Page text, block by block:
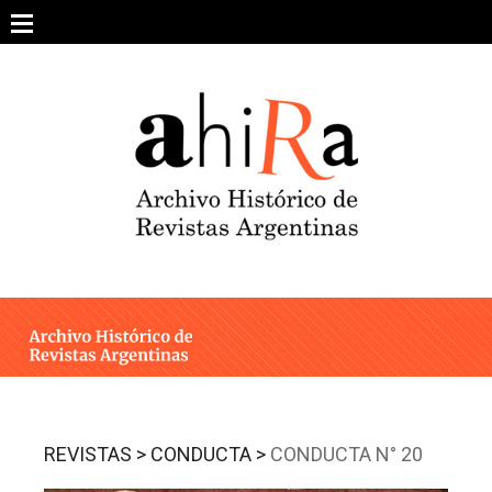
content
ARCHIVO DE REVISTAS
ESTUDIOS CRÍTICOS
INTEGRANTES
REVISTAS > CONDUCTA > CONDUCTA N° 20